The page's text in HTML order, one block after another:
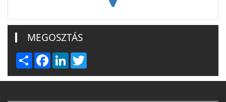
MEGOSZTÁS
Share FacebookLinkedIn